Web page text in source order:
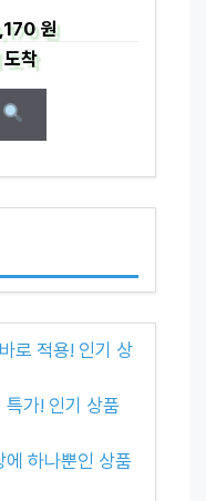
원
도착
로 적용! 인기 상
특가! 인기 상품
하나뿐인 상품